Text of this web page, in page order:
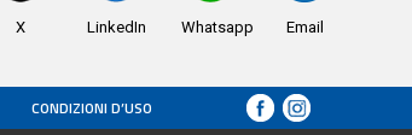
X LinkedIn Whatsapp Email
CONDIZIONI D’USO